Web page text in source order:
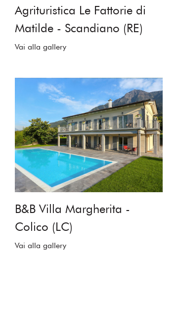
Agrituristica Le Fattorie di
Matilde - Scandiano (RE)
Vai alla gallery
B&B Villa Margherita -
Colico (LC)
Vai alla gallery